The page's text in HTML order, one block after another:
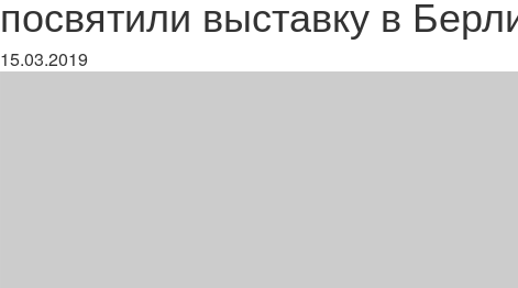
посвятили выставку в
15.03.2019